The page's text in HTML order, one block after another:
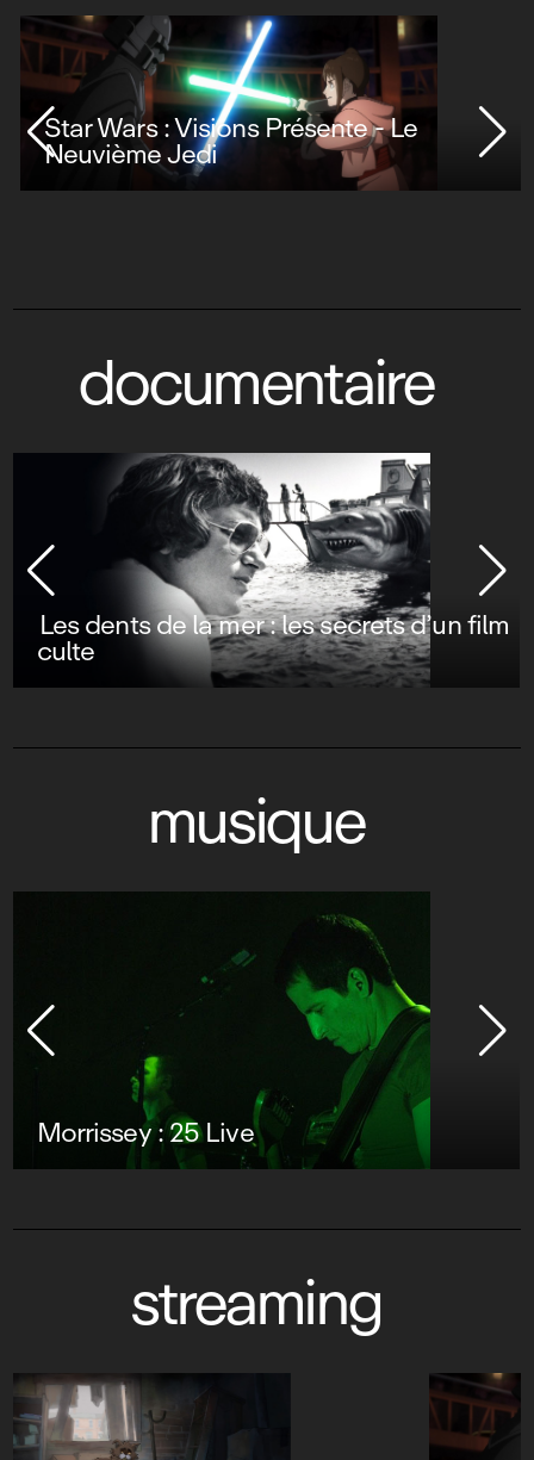
Star Wars : Visions Présente - Le
Neuvième Jedi
documentaire
Les dents de la mer : les secrets d’un film
culte
musique
Morrissey : 25 Live
streaming